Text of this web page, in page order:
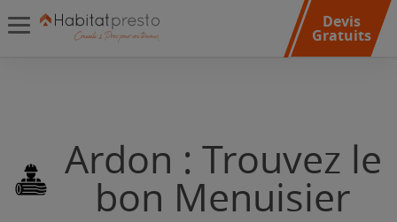
Devis
Gratuits
Ardon : Trouvez le
bon Menuisier